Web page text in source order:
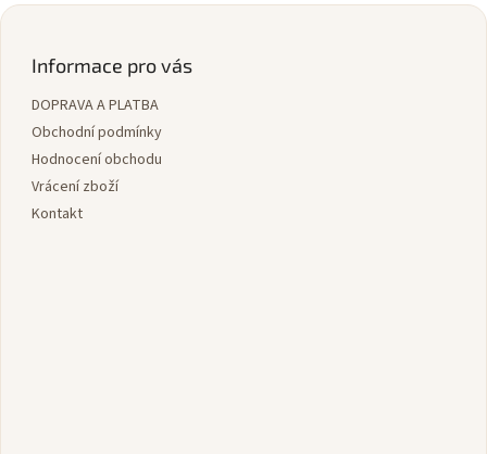
Z
Informace pro vás
DOPRAVA A PLATBA
Obchodní podmínky
Hodnocení obchodu
Vrácení zboží
Kontakt